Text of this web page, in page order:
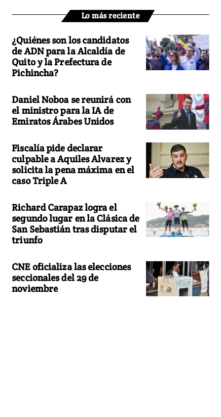
Lo más reciente
¿Quiénes son los candidatos
de ADN para la Alcaldía de
Quito y la Prefectura de
Pichincha?
Daniel Noboa se reunirá con
el ministro para la IA de
Emiratos Árabes Unidos
Fiscalía pide declarar
culpable a Aquiles Alvarez y
solicita la pena máxima en el
caso Triple A
Richard Carapaz logra el
segundo lugar en la Clásica de
San Sebastián tras disputar el
triunfo
CNE oficializa las elecciones
seccionales del 29 de
noviembre